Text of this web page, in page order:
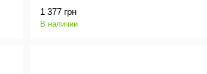
1 377 грн
В наличии